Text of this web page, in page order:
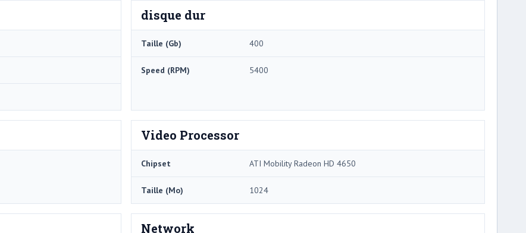
disque dur
Taille (Gb) 400
Speed ​​(RPM) 5400
Video Processor
Chipset ATI Mobility Radeon HD 4650
Taille (Mo) 1024
Network